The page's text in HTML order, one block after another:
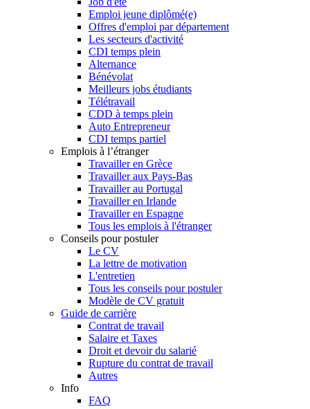
Emploi jeune diplômé(e)
Offres d'emploi par département
Les secteurs d'activité
CDI temps plein
Alternance
Bénévolat
Meilleurs jobs étudiants
Télétravail
CDD à temps plein
Auto Entrepreneur
CDI temps partiel
Emplois à l’étranger
Travailler en Grèce
Travailler aux Pays-Bas
Travailler au Portugal
Travailler en Irlande
Travailler en Espagne
Tous les emplois à l'étranger
Conseils pour postuler
Le CV
La lettre de motivation
L'entretien
Tous les conseils pour postuler
Modèle de CV gratuit
Guide de carrière
Contrat de travail
Salaire et Taxes
Droit et devoir du salarié
Rupture du contrat de travail
Autres
Info
FAQ